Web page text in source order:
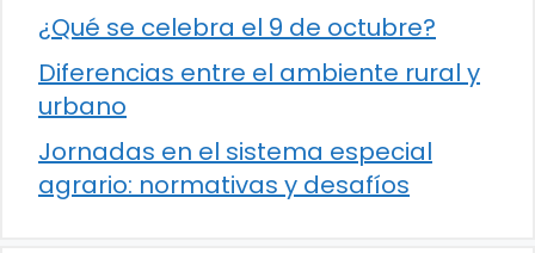
¿Qué se celebra el 9 de octubre?
Diferencias entre el ambiente rural y
urbano
Jornadas en el sistema especial
agrario: normativas y desafíos